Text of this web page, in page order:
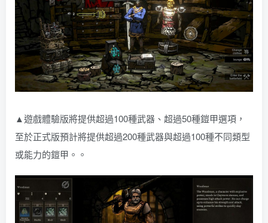
▲遊戲體驗版將提供超過100種武器、超過50種鎧甲選項，
至於正式版預計將提供超過200種武器與超過100種不同類型
或能力的鎧甲。。